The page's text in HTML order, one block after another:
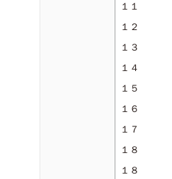
１１
１２
１３
１４
１５
１６
１７
１８
１８